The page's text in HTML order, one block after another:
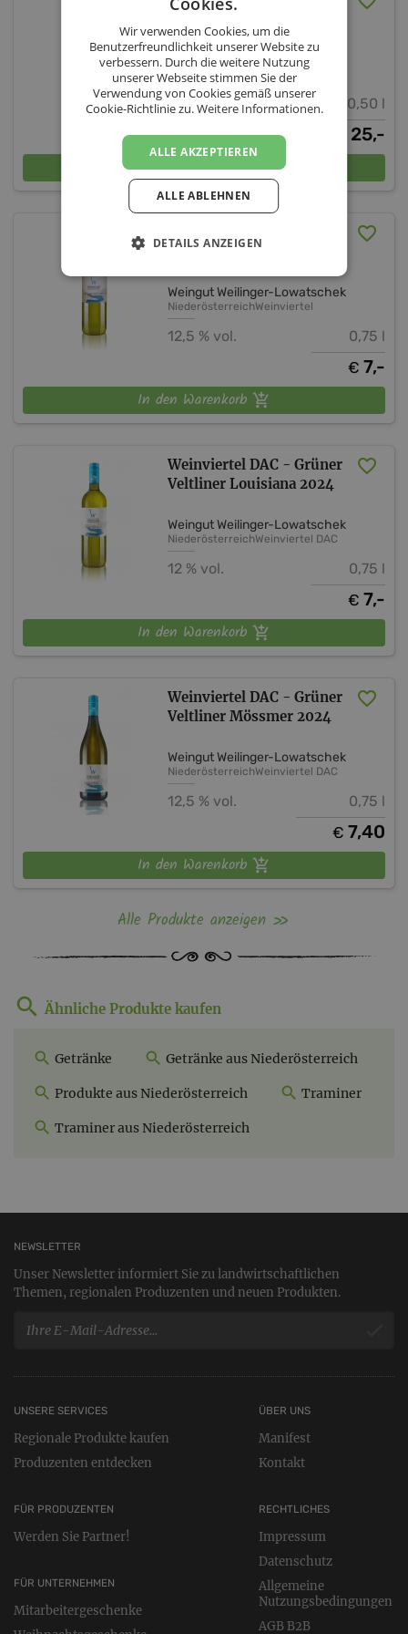
Weingut Weilinger-Lowatschek
19,5 % vol. 0,50 l
25,-
In den Warenkorb
2025
Weingut Weilinger-Lowatschek
NiederösterreichWeinviertel
12,5 % vol. 0,75 l
€ 7,-
In den Warenkorb
Weinviertel DAC - Grüner
Veltliner Louisiana 2024
Weingut Weilinger-Lowatschek
NiederösterreichWeinviertel DAC
12 % vol. 0,75 l
€ 7,-
In den Warenkorb
Weinviertel DAC - Grüner
Veltliner Mössmer 2024
Weingut Weilinger-Lowatschek
NiederösterreichWeinviertel DAC
12,5 % vol. 0,75 l
€ 7,40
In den Warenkorb
Alle Produkte anzeigen
Ähnliche Produkte kaufen
Getränke Getränke aus Niederösterreich
Produkte aus Niederösterreich Traminer
Traminer aus Niederösterreich
NEWSLETTER
Unser Newsletter informiert Sie zu landwirtschaftlichen
Themen, regionalen Produzenten und neuen Produkten.
UNSERE SERVICES
Regionale Produkte kaufen
Produzenten entdecken
FÜR PRODUZENTEN
Werden Sie Partner!
FÜR UNTERNEHMEN
Mitarbeitergeschenke
RECHTLICHES
Impressum
Datenschutz
Allgemeine
Nutzungsbedingungen
AGB B2B
ÜBER UNS
Manifest
Kontakt
Wir verwenden Cookies, um die
Benutzerfreundlichkeit unserer Website zu
verbessern. Durch die weitere Nutzung
unserer Webseite stimmen Sie der
Verwendung von Cookies gemäß unserer
Cookie-Richtlinie zu.Weitere Informationen.
ALLE AKZEPTIEREN
ALLE ABLEHNEN
DETAILS ANZEIGEN